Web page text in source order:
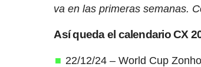
va en las primeras semanas.
Así queda el calendario CX
22/12/24 – World Cup